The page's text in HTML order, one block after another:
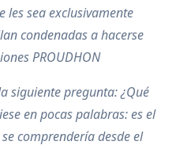
les sea exclusivamente
condenadas a hacerse
PROUDHON
siguiente pregunta: ¿Qué
en pocas palabras: es el
comprendería desde el